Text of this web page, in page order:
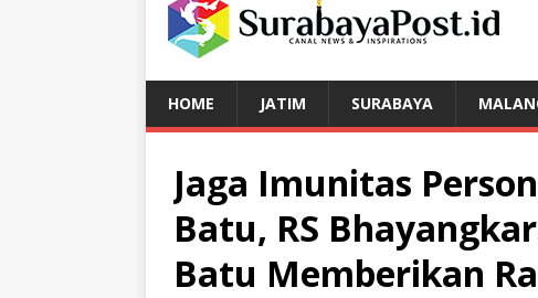
HOME JATIM SURABAYA
Jaga Imunitas
Batu, RS
Batu Memberikan